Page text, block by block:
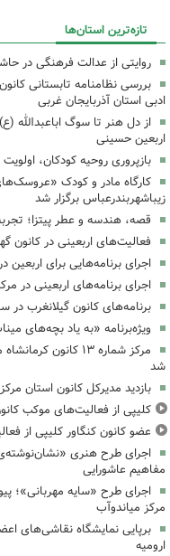
تازه‌ترین استان‌ها
روایتی از عدالت فرهنگی در
بررسی نظامنامه تابستانی
ادبی استان آذربایجان غربی
از دل هنر تا سوگ اباعبدالله
اربعین حسینی
بازپروری روحیه کودکان،
کارگاه مادر و کودک
زیباشهربندرعباس برگزار شد
قصه، هندسه و عطر پیتزا؛
فعالیت‌های اربعینی در کانون
اجرای برنامه‌هایی برای اربعین در مرکز شماره ۳
اجرای برنامه‌های اربعینی در مرکز شماره ۱۰
برنامه‌های کانون گیلانغرب در
ویژه‌برنامه «به یاد بچه‌های میناب» در مرکز
مرکز شماره ۱۳
شد
بازدید مدیرکل کانون استان
کلیپی از فعالیت‌های موکب
عضو کانون کنگاور کلیپی از
اجرای طرح هنری
مفاهیم عاشورایی
اجرای طرح «سایه مهربانی»؛
مرکز میاندوآب
برپایی نمایشگاه نقاشی‌های
ارومیه